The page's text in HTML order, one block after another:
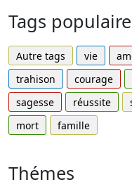
Tags
Autre tags vie
trahison
courage
sagesse
réussite
mort
famille
Thémes